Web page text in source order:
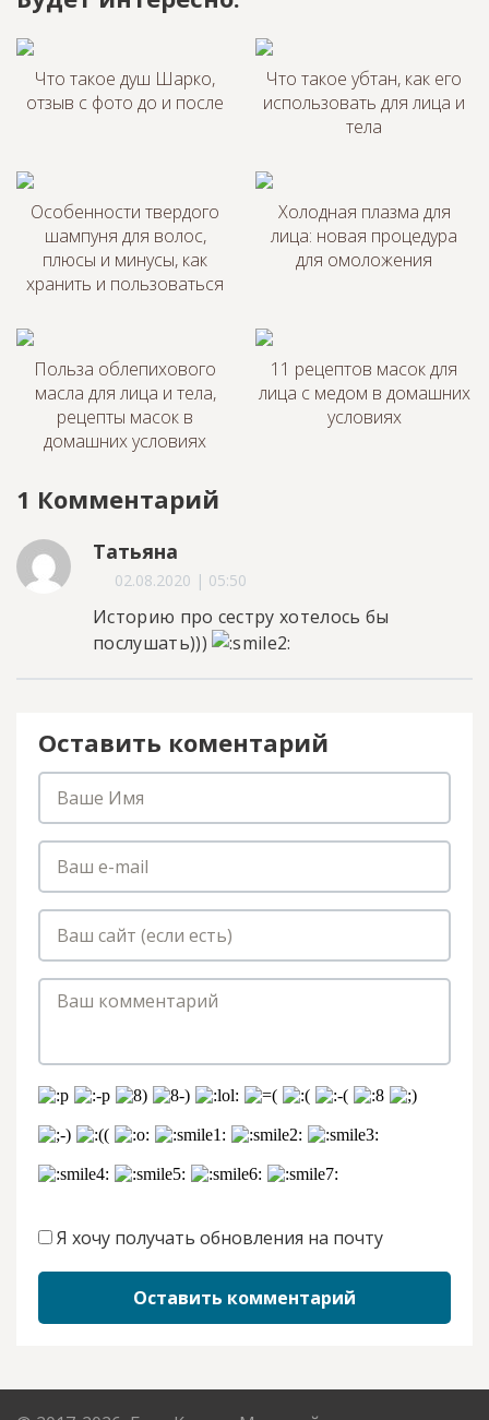
Что такое душ Шарко,
отзыв с фото до и после
Что такое убтан, как его
использовать для лица и
тела
Особенности твердого
шампуня для волос,
плюсы и минусы, как
хранить и пользоваться
Холодная плазма для
лица: новая процедура
для омоложения
Польза облепихового
масла для лица и тела,
рецепты масок в
домашних условиях
11 рецептов масок для
лица с медом в домашних
условиях
1 Комментарий
Татьяна
02.08.2020 | 05:50
Историю про сестру хотелось бы
послушать)))
Оставить коментарий
Я хочу получать обновления на почту
Оставить комментарий